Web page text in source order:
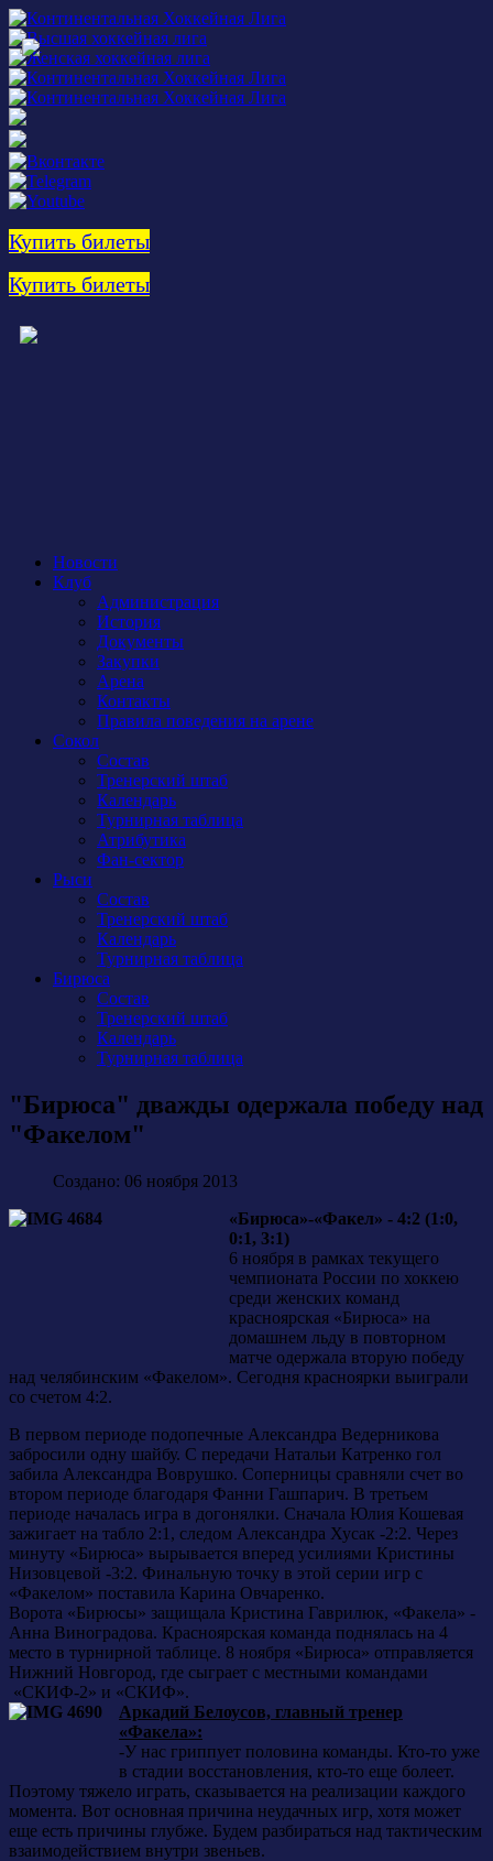
Купить билеты
Купить билеты
Новости
Клуб
Администрация
История
Документы
Закупки
Арена
Контакты
Правила поведения на арене
Сокол
Состав
Тренерский штаб
Календарь
Турнирная таблица
Атрибутика
Фан-сектор
Рыси
Состав
Тренерский штаб
Календарь
Турнирная таблица
Бирюса
Состав
Тренерский штаб
Календарь
Турнирная таблица
"Бирюса" дважды одержала победу над
"Факелом"
Создано: 06 ноября 2013
«Бирюса»-«Факел» - 4:2 (1:0,
0:1, 3:1)
6 ноября в рамках текущего
чемпионата России по хоккею
среди женских команд
красноярская «Бирюса» на
домашнем льду в повторном
матче одержала вторую победу
над челябинским «Факелом». Сегодня красноярки выиграли
со счетом 4:2.
В первом периоде подопечные Александра Ведерникова
забросили одну шайбу. С передачи Натальи Катренко гол
забила Александра Воврушко. Соперницы сравняли счет во
втором периоде благодаря Фанни Гашпарич. В третьем
периоде началась игра в догонялки. Сначала Юлия Кошевая
зажигает на табло 2:1, следом Александра Хусак -2:2. Через
минуту «Бирюса» вырывается вперед усилиями Кристины
Низовцевой -3:2. Финальную точку в этой серии игр с
«Факелом» поставила Карина Овчаренко.
Ворота «Бирюсы» защищала Кристина Гаврилюк, «Факела» -
Анна Виноградова. Красноярская команда поднялась на 4
место в турнирной таблице. 8 ноября «Бирюса» отправляется
Нижний Новгород, где сыграет с местными командами
«СКИФ-2» и «СКИФ».
Аркадий Белоусов, главный тренер
«Факела»:
-У нас гриппует половина команды. Кто-то уже
в стадии восстановления, кто-то еще болеет.
Поэтому тяжело играть, сказывается на реализации каждого
момента. Вот основная причина неудачных игр, хотя может
еще есть причины глубже. Будем разбираться над тактическим
взаимодействием внутри звеньев.